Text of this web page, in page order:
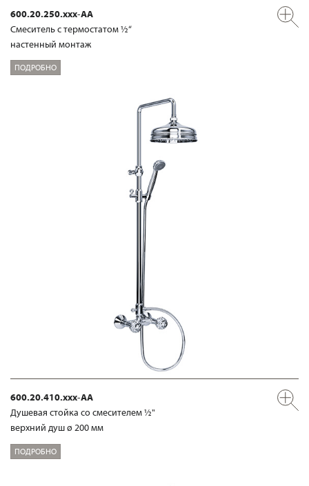
600.20.250.xxx-AA
Смеситель с термостатом ½“
настенный монтаж
ПОДРОБНО
600.20.410.xxx-AA
Душевая стойка со смесителем ½"
верхний душ ø 200 мм
ПОДРОБНО